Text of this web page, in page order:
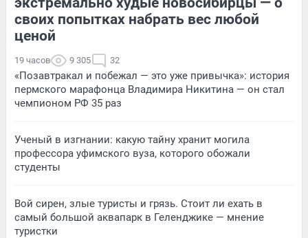
своих попытках набрать вес любой
ценой
19 часов 9 305 32
«Позавтракал и побежал — это уже привычка»: история
пермского марафонца Владимира Никитина — он стал
чемпионом РФ 35 раз
Ученый в изгнании: какую тайну хранит могила
профессора уфимского вуза, которого обожали
студенты
Вой сирен, злые туристы и грязь. Стоит ли ехать в
самый большой аквапарк в Геленджике — мнение
туристки